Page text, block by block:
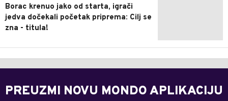
Borac krenuo jako od starta, igrači
jedva dočekali početak priprema: Cilj se
zna - titula!
PREUZMI NOVU MONDO APLIKACIJU